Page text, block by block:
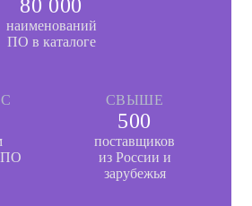
80 000
наименований
ПО в каталоге
ПО
СВЫШЕ
500
поставщиков
из России и
зарубежья